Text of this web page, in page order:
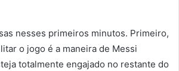
nesses primeiros minutos. Primeiro,
o jogo é a maneira de Messi
totalmente engajado no restante do